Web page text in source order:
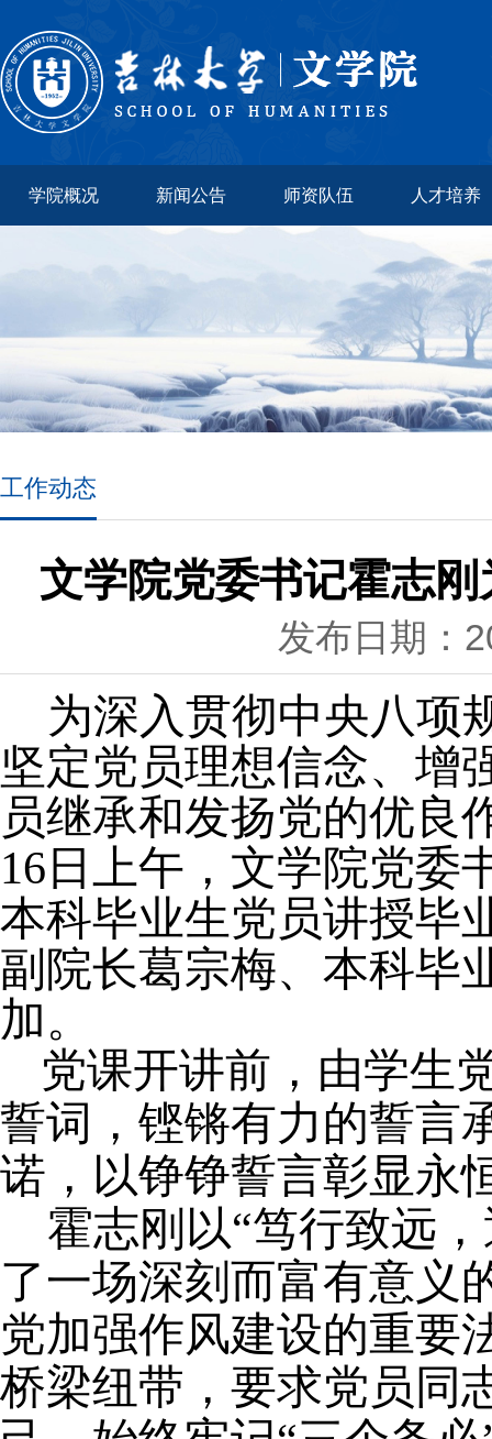
学院概况 新闻公告 师资队伍 人才培养
工作动态
文学院党委书记霍志
发布日期：
为深入贯彻中央八项
坚定党员理想信念、增
员继承和发扬党的优良
16日上午，文学院党委
本科毕业生党员讲授毕
副院长葛宗梅、本科毕
加。
党课开讲前，由学生
誓词，铿锵有力的誓言
诺，以铮铮誓言彰显永
霍志刚以“笃行致远
了一场深刻而富有意义
党加强作风建设的重要
桥梁纽带，要求党员同